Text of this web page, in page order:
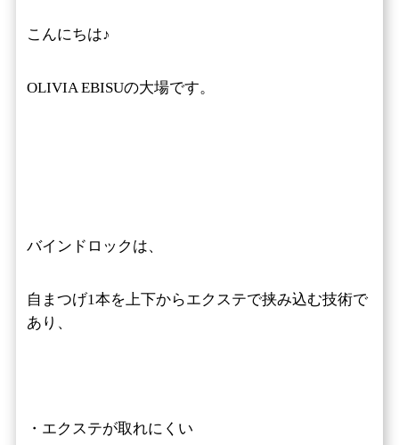
こんにちは♪
OLIVIA EBISUの大場です。
バインドロックは、
自まつげ1本を上下からエクステで挟み込む技術で
あり、
・エクステが取れにくい